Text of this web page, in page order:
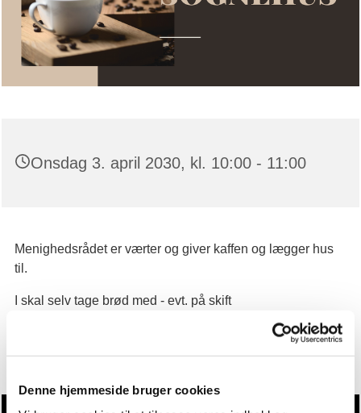
Denne hjemmeside bruger cookies
Onsdag 3. april 2030, kl. 10:00 - 11:00
Menighedsrådet er værter og giver kaffen og lægger hus
til.
I skal selv tage brød med - evt. på skift